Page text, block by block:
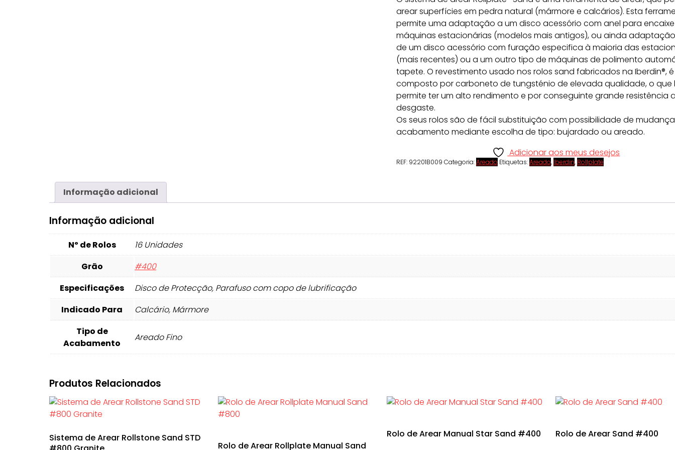
arear superfícies em pedra natural (mármore e calcários). Esta
permite uma adaptação a um disco acessório com anel para
máquinas estacionárias (modelos mais antigos), ou ainda
de um disco acessório com furação especifica à maioria das
(mais recentes) ou a um outro tipo de máquinas de polimento
tapete. O revestimento usado nos rolos sand fabricados na Iberdin®, é
composto por carboneto de tungsténio de elevada qualidade, o que
permite ter um alto rendimento e por conseguinte grande resistência
desgaste.
Os seus rolos são de fácil substituição com possibilidade de
acabamento mediante escolha de tipo: bujardado ou areado.
Adicionar aos meus desejos
REF: 92201B009 Categoria:Areado Etiquetas:Areado, Iberdin, Rollplate
Informação adicional
Informação adicional
Nº de Rolos
16 Unidades
Grão
#400
Especificações
Disco de Protecção, Parafuso com copo de lubrificação
Indicado Para
Calcário, Mármore
Tipo de
Acabamento
Areado Fino
Produtos Relacionados
Sistema de Arear Rollstone Sand STD
Rolo de Arear Rollplate Manual Sand
Rolo de Arear Manual Star Sand #400 Rolo de Arear Sand #400